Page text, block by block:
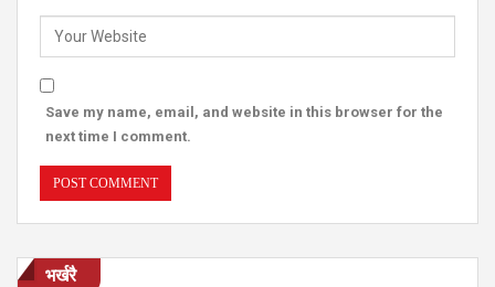
Save my name, email, and website in this browser for the
next time I comment.
भर्खरै